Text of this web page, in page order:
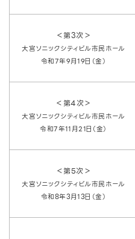
＜第3次＞
大宮ソニックシティビル市民ホール
令和7年9月19日（金）
＜第4次＞
大宮ソニックシティビル市民ホール
令和7年11月21日（金）
＜第5次＞
大宮ソニックシティビル市民ホール
令和8年3月13日（金）